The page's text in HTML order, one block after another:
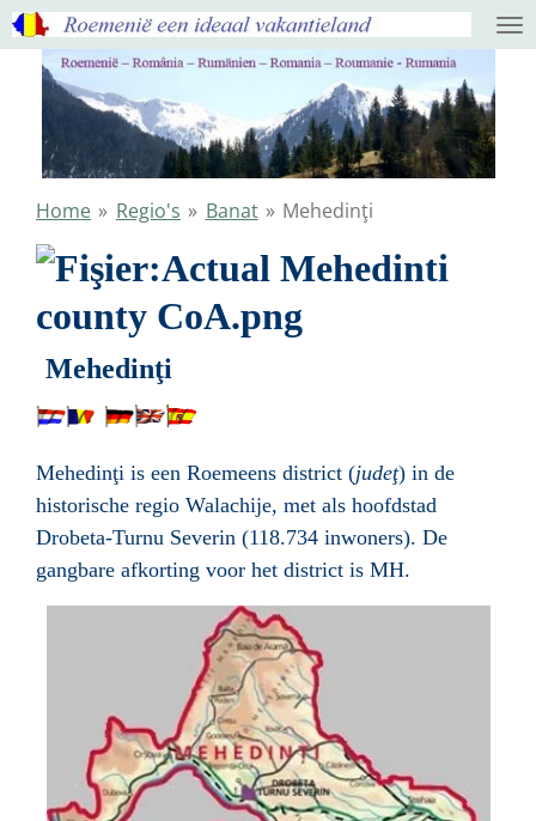
Ga
direct
naar
hoofdinhoud
Home » Regio's » Banat » Mehedinţi
Mehedinţi
Mehedinţi is een Roemeens district (judeţ) in de
historische regio Walachije, met als hoofdstad
Drobeta-Turnu Severin (118.734 inwoners). De
gangbare afkorting voor het district is MH.